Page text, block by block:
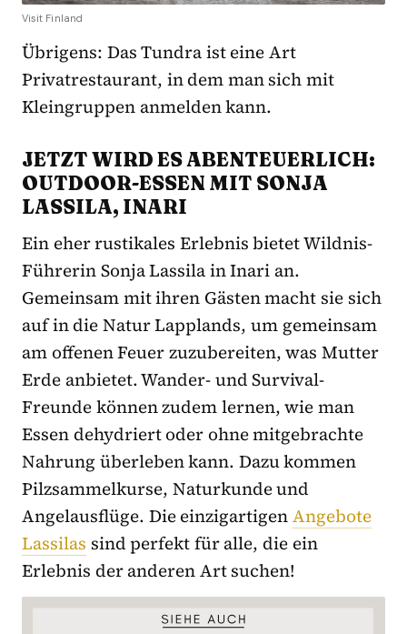
Visit Finland
Übrigens: Das Tundra ist eine Art
Privatrestaurant, in dem man sich mit
Kleingruppen anmelden kann.
JETZT WIRD ES ABENTEUERLICH:
OUTDOOR-ESSEN MIT SONJA
LASSILA, INARI
Ein eher rustikales Erlebnis bietet Wildnis-
Führerin Sonja Lassila in Inari an.
Gemeinsam mit ihren Gästen macht sie sich
auf in die Natur Lapplands, um gemeinsam
am offenen Feuer zuzubereiten, was Mutter
Erde anbietet. Wander- und Survival-
Freunde können zudem lernen, wie man
Essen dehydriert oder ohne mitgebrachte
Nahrung überleben kann. Dazu kommen
Pilzsammelkurse, Naturkunde und
Angelausflüge. Die einzigartigenAngebote
Lassilas sind perfekt für alle, die ein
Erlebnis der anderen Art suchen!